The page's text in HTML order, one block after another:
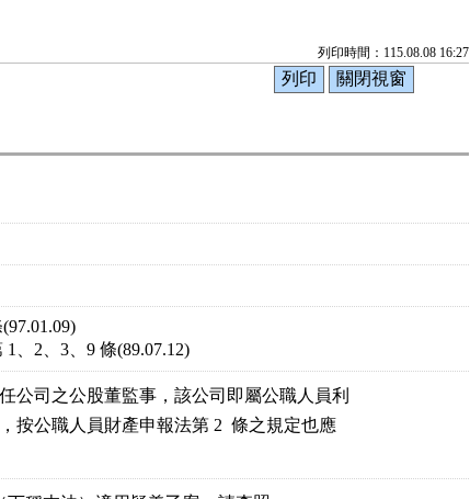
列印時間：115.08.08 16:27
(97.01.09)
、2、3、9 條(89.07.12)
公司之公股董監事，該公司即屬公職人員利
按公職人員財產申報法第 2  條之規定也應